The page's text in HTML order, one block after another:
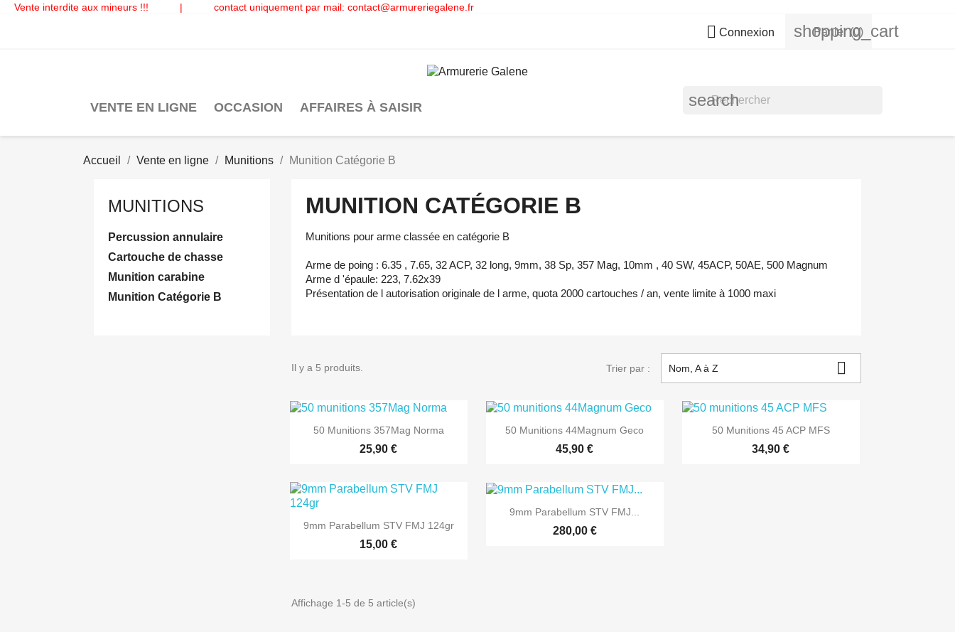
Vente interdite aux mineurs !!! | contact uniquement par mail: contact@armureriegalene.fr
 Connexion shopping_cart
Panier (0)
VENTE EN LIGNE OCCASION AFFAIRES À SAISIR search
Accueil Vente en ligne Munitions Munition Catégorie B
MUNITIONS
Percussion annulaire
Cartouche de chasse
Munition carabine
Munition Catégorie B
MUNITION CATÉGORIE B
Munitions pour arme classée en catégorie B
Arme de poing : 6.35 , 7.65, 32 ACP, 32 long, 9mm, 38 Sp, 357 Mag, 10mm , 40 SW, 45ACP, 50AE, 500 Magnum
Arme d 'épaule: 223, 7.62x39
Présentation de l autorisation originale de l arme, quota 2000 cartouches / an, vente limite à 1000 maxi
Il y a 5 produits. Trier par : Nom, A à Z 
50 Munitions 357Mag Norma
25,90 €
50 Munitions 44Magnum Geco
45,90 €
50 Munitions 45 ACP MFS
34,90 €
9mm Parabellum STV FMJ 124gr
15,00 €
9mm Parabellum STV FMJ...
280,00 €
Affichage 1-5 de 5 article(s)